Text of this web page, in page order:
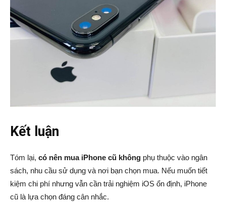
Kết luận
Tóm lại, có nên mua iPhone cũ không phụ thuộc vào ngân
sách, nhu cầu sử dụng và nơi bạn chọn mua. Nếu muốn tiết
kiệm chi phí nhưng vẫn cần trải nghiệm iOS ổn định, iPhone
cũ là lựa chọn đáng cân nhắc.